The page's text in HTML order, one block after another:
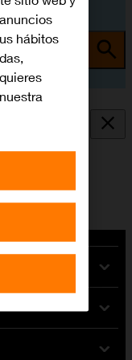
de acción
es posible
hábitos